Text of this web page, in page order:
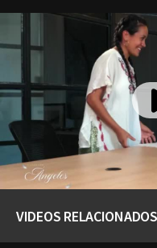
VIDEOS RELACIONADOS